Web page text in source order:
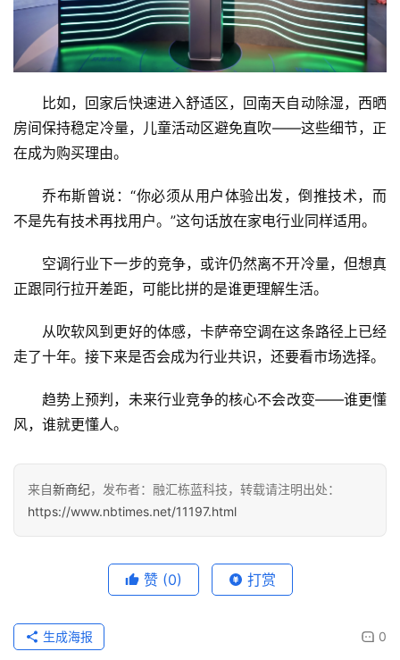
比如，回家后快速进入舒适区，回南天自动除湿，西晒
房间保持稳定冷量，儿童活动区避免直吹——这些细节，正
在成为购买理由。
乔布斯曾说：“你必须从用户体验出发，倒推技术，而
不是先有技术再找用户。”这句话放在家电行业同样适用。
空调行业下一步的竞争，或许仍然离不开冷量，但想真
正跟同行拉开差距，可能比拼的是谁更理解生活。
从吹软风到更好的体感，卡萨帝空调在这条路径上已经
走了十年。接下来是否会成为行业共识，还要看市场选择。
趋势上预判，未来行业竞争的核心不会改变——谁更懂
风，谁就更懂人。
来自新商纪，发布者：融汇栋蓝科技，转载请注明出处：
https://www.nbtimes.net/11197.html
赞 (0) 打赏
0
生成海报